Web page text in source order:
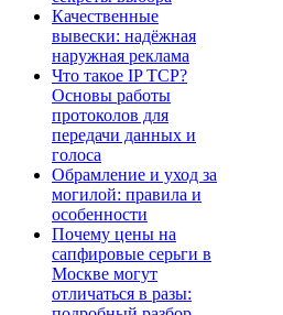
Качественные
вывески: надёжная
наружная реклама
Что такое IP TCP?
Основы работы
протоколов для
передачи данных и
голоса
Обрамление и уход за
могилой: правила и
особенности
Почему цены на
сапфировые серьги в
Москве могут
отличаться в разы: